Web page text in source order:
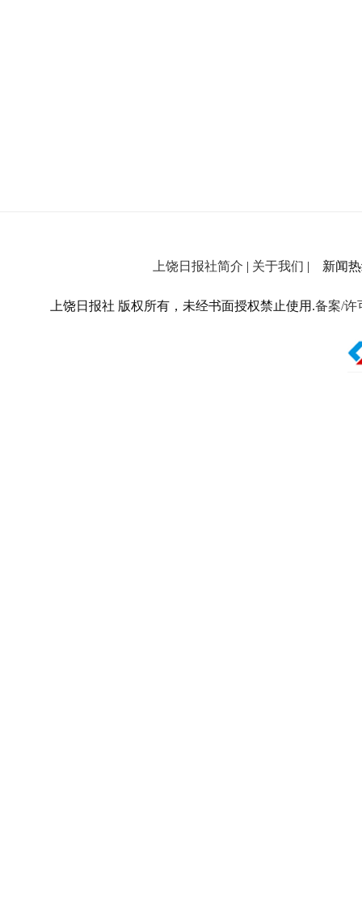
上饶日报社简介 | 关于我们 | 新闻热
上饶日报社 版权所有，未经书面授权禁止使用.备案/许